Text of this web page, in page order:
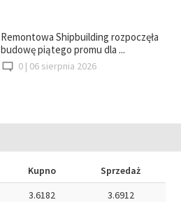
Remontowa Shipbuilding rozpoczęła
budowę piątego promu dla ...
0 | 06 sierpnia 2026
Kupno
Sprzedaż
3.6182
3.6912